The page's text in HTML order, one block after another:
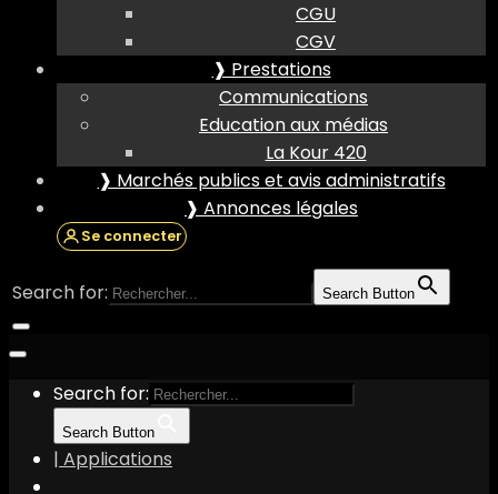
CGU
CGV
❱ Prestations
Communications
Education aux médias
La Kour 420
❱ Marchés publics et avis administratifs
❱ Annonces légales
Se connecter
Search for: Search Button
Search for:
Search Button
| Applications